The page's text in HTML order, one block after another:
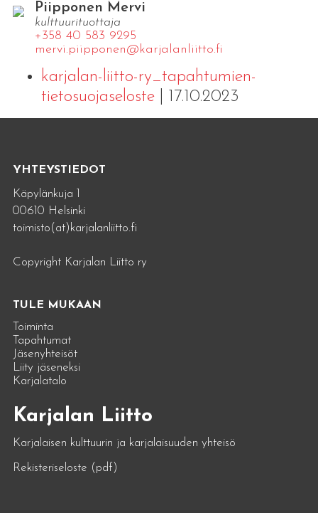
Piipponen Mervi
kulttuurituottaja
+358 40 583 9295
mervi.​piipponen@​kar​jala​nlii​tto.​fi
karjalan-liitto-ry_tapahtumien-
tietosuojaseloste| 17.10.2023
YHTEYSTIEDOT
Käpylänkuja 1
00610 Helsinki
toimisto(at)karjalanliitto.fi
Copyright Karjalan Liitto ry
TULE MUKAAN
Toiminta
Tapahtumat
Jäsenyhteisöt
Liity jäseneksi
Karjalatalo
Karjalan Liitto
Karjalaisen kulttuurin ja karjalaisuuden yhteisö
Rekisteriseloste (pdf)